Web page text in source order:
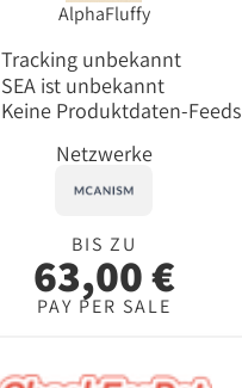
AlphaFluffy
Tracking unbekannt
SEA ist unbekannt
Keine Produktdaten-Feeds
Netzwerke
BIS ZU
63,00 €
PAY PER SALE